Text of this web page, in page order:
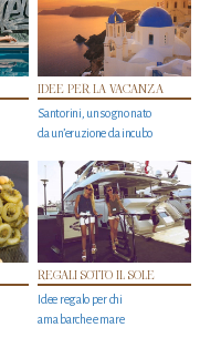
IDEE PER LA VACANZA
Santorini, un sogno nato
da un’eruzione da incubo
REGALI SOTTO IL SOLE
Idee regalo per chi
ama barche e mare